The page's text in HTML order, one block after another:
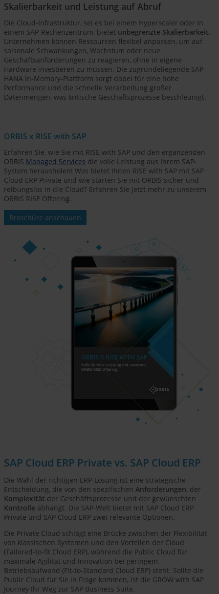
Skalierbarkeit und Leistung auf Abruf
Die Cloud-Infrastruktur, sei es bei einem Hyperscaler oder in
einem SAP-Rechenzentrum, bietet unbegrenzte Skalierbarkeit.
Unternehmen können Ressourcen flexibel anpassen, um auf
saisonale Schwankungen, Wachstum oder neue
Geschäftsanforderungen zu reagieren, ohne in eigene
Hardware investieren zu müssen. Die zugrundeliegende SAP
HANA In-Memory-Plattform sorgt dabei für eine hohe
Performance und die schnelle Verarbeitung großer
Datenmengen, was kritische Geschäftsprozesse beschleunigt.
ORBIS x RISE with SAP
Erfahren Sie, wie Sie mit RISE with SAP und den ergänzenden
ORBIS Managed Services die volle Leistung aus Ihrem SAP-
System herausholen! Was bietet Ihnen RISE with SAP mit SAP
Cloud ERP Private und wie starten Sie mit ORBIS sicher und
reibungslos in die Cloud? Erfahren Sie jetzt mehr zu unserem
ORBIS RISE Offering.
Broschüre anschauen
SAP Cloud ERP Private vs. SAP Cloud ERP
Die Wahl der richtigen ERP-Lösung ist eine strategische
Entscheidung, die von den spezifischen Anforderungen, der
Komplexität der Geschäftsprozesse und der gewünschten
Kontrolle abhängt. Die SAP-Welt bietet mit SAP Cloud ERP
Private und SAP Cloud ERP zwei relevante Optionen.
Die Private Cloud schlägt eine Brücke zwischen der Flexibilität
von klassischen Systemen und den Vorteilen der Cloud
(Tailored-to-fit Cloud ERP), während die Public Cloud für
maximale Agilität und Innovation bei geringem
Betriebsaufwand (Fit-to-Standard Cloud ERP) steht. Sollte die
Public Cloud für Sie in Frage kommen, ist die GROW with SAP
Journey Ihr Weg zur SAP Business Suite.